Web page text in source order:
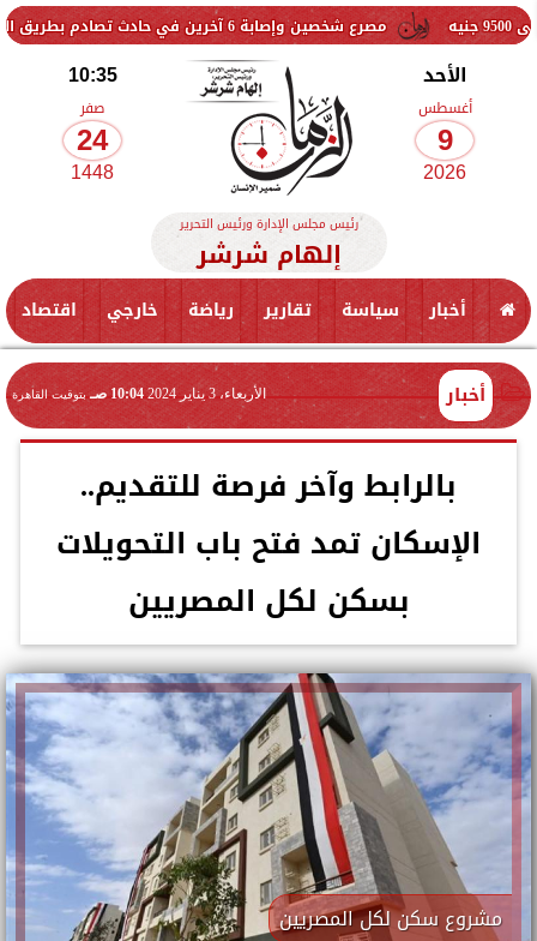
مصرع شخصين وإصابة 6 آخرين في حادث تصادم بطريق العلمين
الأحد
أغسطس
9
2026
10:35
صفر
24
1448
رئيس مجلس الإدارة ورئيس التحرير
إلهام شرشر
أخبار سياسة تقارير رياضة خارجي اقتصاد
أخبار الأربعاء، 3 يناير 2024 10:04 صـ بتوقيت القاهرة
بالرابط وآخر فرصة للتقديم..
الإسكان تمد فتح باب التحويلات
بسكن لكل المصريين
مشروع سكن لكل المصريين